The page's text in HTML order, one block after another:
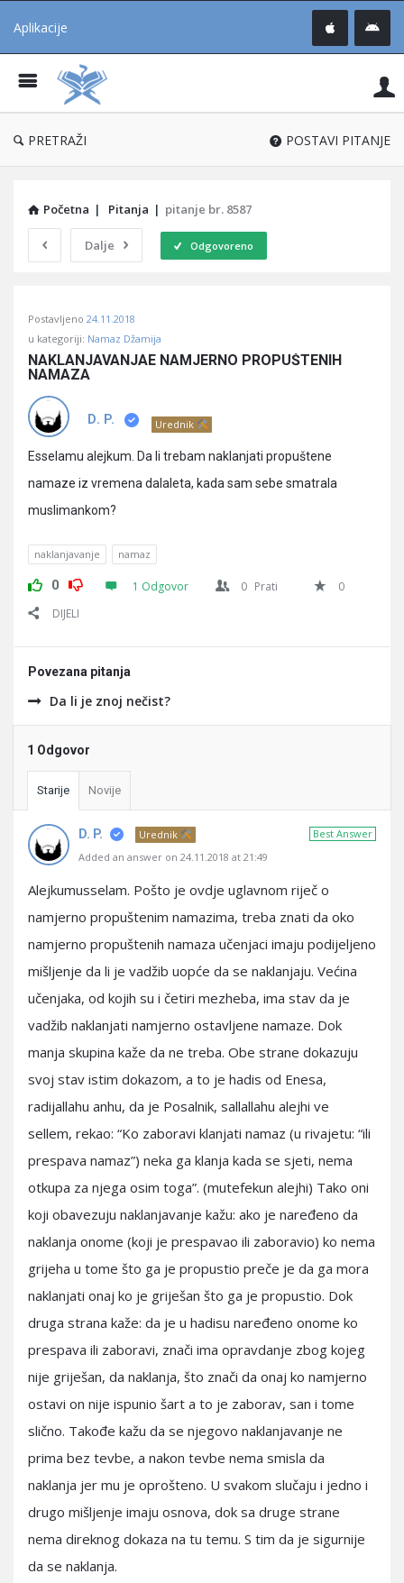
Aplikacije
®
PRETRAŽI POSTAVI PITANJE
Početna | Pitanja | pitanje br. 8587
Dalje Odgovoreno
Učene
Latest
Pitanja
Postavljeno 24.11.2018
u kategoriji: Namaz Džamija
NAKLANJAVANJAE NAMJERNO PROPUŠTENIH
NAMAZA
D. P. Urednik
Esselamu alejkum. Da li trebam naklanjati propuštene
namaze iz vremena dalaleta, kada sam sebe smatrala
muslimankom?
naklanjavanje namaz
0 1 Odgovor 0 Prati
0
DIJELI
Povezana pitanja
Da li je znoj nečist?
1 Odgovor
Starije Novije
Best Answer
D. P.
Urednik
Added an answer on 24.11.2018 at 21:49
Alejkumusselam. Pošto je ovdje uglavnom riječ o
namjerno propuštenim namazima, treba znati da oko
namjerno propuštenih namaza učenjaci imaju podijeljeno
mišljenje da li je vadžib uopće da se naklanjaju. Većina
učenjaka, od kojih su i četiri mezheba, ima stav da je
vadžib naklanjati namjerno ostavljene namaze. Dok
manja skupina kaže da ne treba. Obe strane dokazuju
svoj stav istim dokazom, a to je hadis od Enesa,
radijallahu anhu, da je Posalnik, sallallahu alejhi ve
sellem, rekao: “Ko zaboravi klanjati namaz (u rivajetu: “ili
prespava namaz”) neka ga klanja kada se sjeti, nema
otkupa za njega osim toga”. (mutefekun alejhi) Tako oni
koji obavezuju naklanjavanje kažu: ako je naređeno da
naklanja onome (koji je prespavao ili zaboravio) ko nema
grijeha u tome što ga je propustio preče je da ga mora
naklanjati onaj ko je griješan što ga je propustio. Dok
druga strana kaže: da je u hadisu naređeno onome ko
prespava ili zaboravi, znači ima opravdanje zbog kojeg
nije griješan, da naklanja, što znači da onaj ko namjerno
ostavi on nije ispunio šart a to je zaborav, san i tome
slično. Takođe kažu da se njegovo naklanjavanje ne
prima bez tevbe, a nakon tevbe nema smisla da
naklanja jer mu je oprošteno. U svakom slučaju i jedno i
drugo mišljenje imaju osnova, dok sa druge strane
nema direknog dokaza na tu temu. S tim da je sigurnije
da se naklanja.